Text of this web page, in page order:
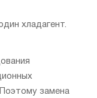
хладагент.
замена